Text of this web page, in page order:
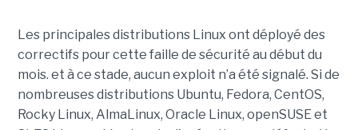
Les principales distributions Linux ont déployé des
correctifs pour cette faille de sécurité au début du
mois. et à ce stade, aucun exploit n’a été signalé. Si de
nombreuses distributions Ubuntu, Fedora, CentOS,
Rocky Linux, AlmaLinux, Oracle Linux, openSUSE et